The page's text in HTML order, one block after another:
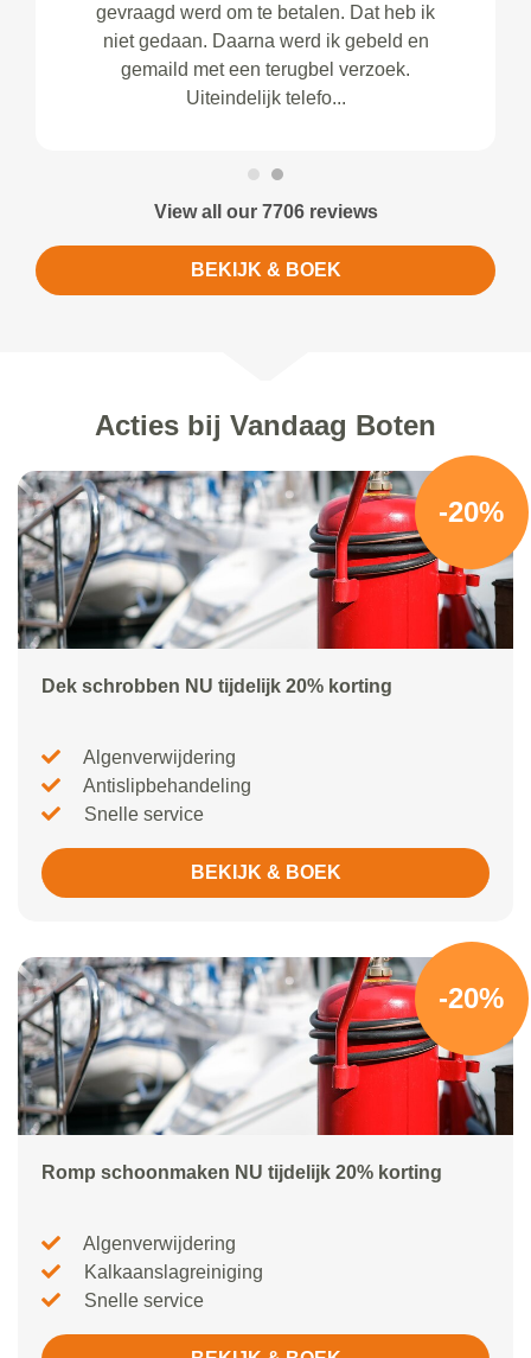
gevraagd werd om te betalen. Dat heb ik
niet gedaan. Daarna werd ik gebeld en
gemaild met een terugbel verzoek.
Uiteindelijk telefo...
View all our 7706 reviews
BEKIJK & BOEK
Acties bij Vandaag Boten
-20%
Dek schrobben NU tijdelijk 20% korting
Algenverwijdering
Antislipbehandeling
Snelle service
BEKIJK & BOEK
-20%
Romp schoonmaken NU tijdelijk 20% korting
Algenverwijdering
Kalkaanslagreiniging
Snelle service